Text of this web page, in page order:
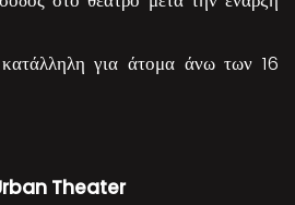
για άτομα άνω των 16
Theater